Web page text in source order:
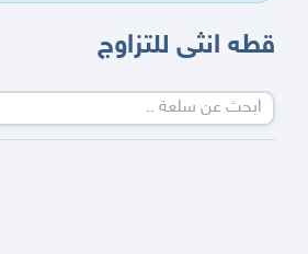
قطه انثى للتزاوج